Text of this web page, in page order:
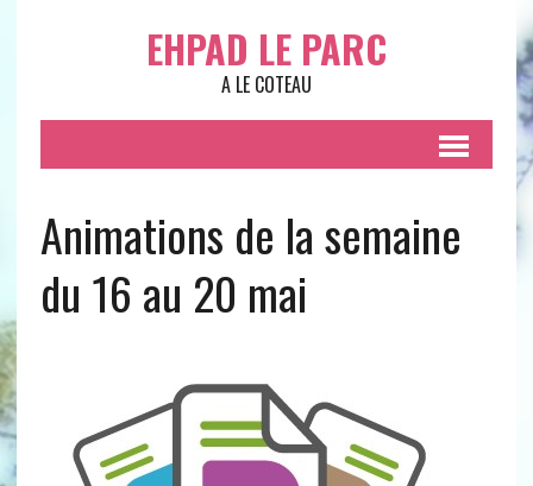
EHPAD LE PARC
A LE COTEAU
Animations de la semaine
du 16 au 20 mai